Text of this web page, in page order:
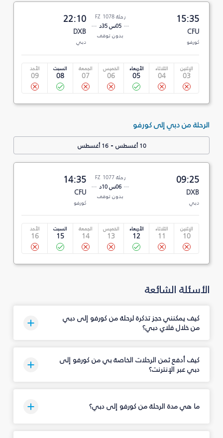
15:35
CFU
كورفو
رحلة FZ 1078
05س 35د
بدون توقف
22:10
DXB
دبي
الإثنين
03
الثلاثاء
04
الأربعاء
05
الخميس
06
الجمعة
07
السبت
08
الأحد
09
الرحلة من دبي إلى كورفو
10 أغسطس -16 أغسطس
09:25
DXB
دبي
رحلة FZ 1077
06س 10د
بدون توقف
14:35
CFU
كورفو
الإثنين
10
الثلاثاء
11
الأربعاء
12
الخميس
13
الجمعة
14
السبت
15
الأحد
16
الأسئلة الشائعة
كيف يمكنني حجز تذكرة لرحلة من كورفو إلى دبي
من خلال فلاي دبي؟
كيف أدفع ثمن الرحلات الخاصة بي من كورفو إلى
دبي عبر الإنترنت؟
ما هي مدة الرحلة من كورفو إلى دبي؟